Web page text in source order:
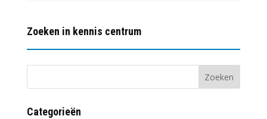
Zoeken in kennis centrum
Categorieën